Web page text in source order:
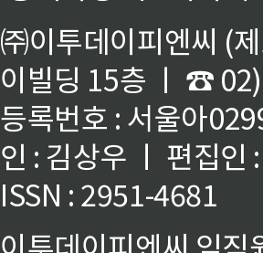
㈜이투데이피엔씨 (
이빌딩 15층 ㅣ ☎
등록번호 : 서울아
인 : 김상우 ㅣ 편집인
ISSN : 2951-4681